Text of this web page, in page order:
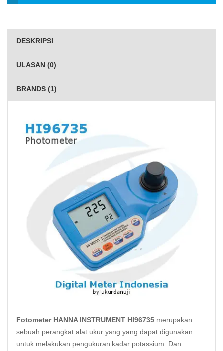
DESKRIPSI
ULASAN (0)
BRANDS (1)
Fotometer HANNA INSTRUMENT HI96735 merupakan
sebuah perangkat alat ukur yang yang dapat digunakan
untuk melakukan pengukuran kadar potassium. Dan